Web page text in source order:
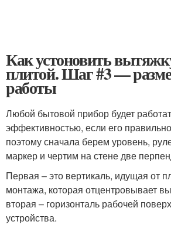
Как устоновить
плитой. Шаг #3 —
работы
Любой бытовой прибор будет
эффективностью, если его
поэтому сначала берем уровень,
маркер и чертим на стене две
Первая – это вертикаль, идущая от
монтажа, которая отцентровывает
вторая – горизонталь рабочей
устройства.